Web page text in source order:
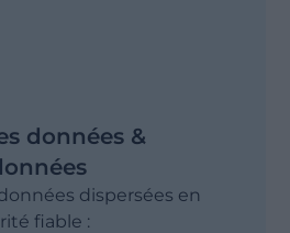
données &
dispersées en
fiable :